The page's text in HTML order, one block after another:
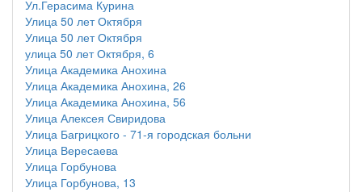
Ул.Герасима Курина
Улица 50 лет Октября
Улица 50 лет Октября
улица 50 лет Октября, 6
Улица Академика Анохина
Улица Академика Анохина, 26
Улица Академика Анохина, 56
Улица Алексея Свиридова
Улица Багрицкого - 71-я городская больни
Улица Вересаева
Улица Горбунова
Улица Горбунова, 13